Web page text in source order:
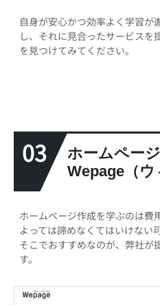
自身が安心かつ効率よく学習が
し、それに見合ったサービスを
を見つけてみてください。
03
ホームペー
Wepage（ウ
ホームページ作成を学ぶのは費
よっては諦めなくてはいけない
そこでおすすめなのが、弊社が
す。